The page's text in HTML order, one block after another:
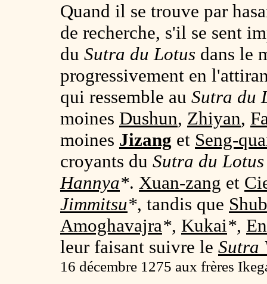
Quand il se trouve par
de recherche, s'il se sent
du Sutra du Lotus dans le
progressivement en
qui ressemble au Sutra du
moines Dushun, Zhiyan,
moines Jizang et Seng-
croyants du Sutra du Lotus
Hannya*. Xuan-zang et
Jimmitsu*, tandis que
Amoghavajra*, Kukai*,
leur faisant suivre le Sutra
16 décembre 1275 aux frères